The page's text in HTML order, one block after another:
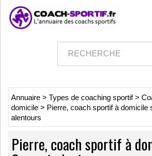
Annuaire > Types de coaching sportif>
domicile > Pierre, coach sportif à domicile
alentours
Pierre, coach sportif à